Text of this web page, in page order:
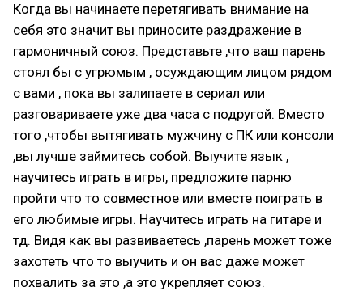
Когда вы начинаете перетягивать внимание на
себя это значит вы приносите раздражение в
гармоничный союз. Представьте ,что ваш парень
стоял бы с угрюмым , осуждающим лицом рядом
с вами , пока вы залипаете в сериал или
разговариваете уже два часа с подругой. Вместо
того ,чтобы вытягивать мужчину с ПК или консоли
,вы лучше займитесь собой. Выучите язык ,
научитесь играть в игры, предложите парню
пройти что то совместное или вместе поиграть в
его любимые игры. Научитесь играть на гитаре и
тд. Видя как вы развиваетесь ,парень может тоже
захотеть что то выучить и он вас даже может
похвалить за это ,а это укрепляет союз.